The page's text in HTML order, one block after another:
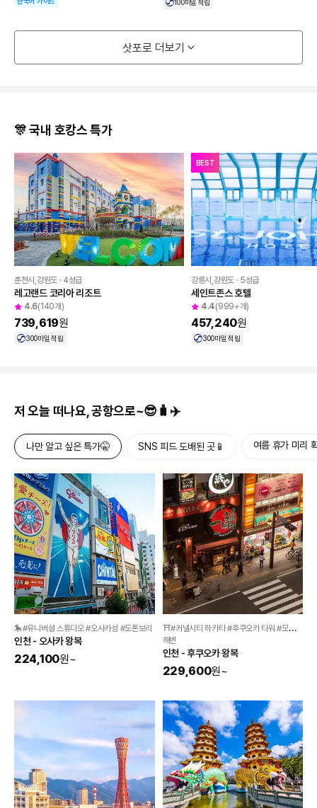
100마일 적립
삿포로 더보기
🎊 국내 호캉스 특가
춘천시,강원도 · 4성급
레고랜드 코리아 리조트
4.6(140개)
739,619원
300마일 적립
BEST
강릉시,강원도 · 5성급
세인트존스 호텔
4.4(999+개)
457,240원
300마일 적립
저 오늘 떠나요, 공항으로~😎🧳✈️
나만 알고 싶은 특가🤫 SNS 피드 도배된 곳📱 여름 휴가 미리
🎠#유니버셜 스튜디오 #오사카성 #도톤보리
인천 - 오사카 왕복
224,100원~
⛩️#커낼시티 하카타 #후쿠오카 타워 #모모치
해변
인천 - 후쿠오카 왕복
229,600원~
자주 묻는 질문 BEST